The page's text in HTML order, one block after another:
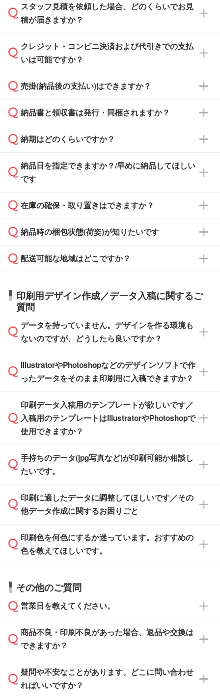
可能です。見積・注文フォームにて『ゲストの
まま進む』ボタンからお進みのうえ、ご依頼く
スタッフ見積を依頼した場合、どのくらいでお見
積が届きますか？
通常、翌営業日までにお送りしております。混
雑状況によっては、お時間をいただくこともご
依頼いただいた場合は、翌営業日以降のご連絡
クレジット・コンビニ決済および代引きでの支払
いは可能ですか？
銀行振込のみのご対応となります。
売掛(納品後の支払い)はできますか？
基本的には先入金をお願いしておりますが、自
どの場合は、月末締め翌月末払いに対応可能で
また、卒業・卒園記念品で対策委員会や個人様
校や幼稚園・保育園であれば、同様の条件でご
ご希望の際は担当スタッフまでお気軽にご相談
ください。
納品書と領収書は発行・同梱されますか？
納品書・領収書は ご依頼をいただいた場合の
ず、通常はPDFデータをメール添付でお送りし
ます。
たは注文フォームの『ご注文に関する備考欄』
納期はどのくらいですか？
・印刷する場合(500個程度)
ご入金、イメージ画像の校了から約2週間～2
ご入金確認後、1～2営業日で出荷いたしま
タッフまでお問い合わせください。
ル」に注文予定日をご入力いただくと、おおよ
その締切日や出荷目安をご確認いただけます。
品が決まりましたらお早めのご発注をお願いい
たします。
※土日祝日を除く営業日換算です。
※沖縄・離島は追加日数がかかります。
納品日を指定できますか？/早めに納品してほしい
です
ご希望の納期がある場合は、お問い合わせ・お
い。
応が可能かご案内いたします。
す。>>対象商品はこちら
※最短出荷日は商品によって異なります。各商
品ページにてご確認ください
在庫の確保・取り置きはできますか？
ご入金確認後に在庫を確保し、注文確定のご連
はできかねますので予めご了承ください。
納品時の梱包状態(荷姿)が知りたいです
商品によって異なります。各ページにある商品
す。(白箱、化粧箱、ブリスターパックなど)
【袋入り】 商品がひとつずつ袋に入っていま
す。(透明袋、デザイン袋など)
【個包装なし】 個包装がされていない状態で
※化粧箱から白箱への入れ替えや、オリジナル
箱の作成は原則承っておりません。
配送可能な地域はどこですか？
直接納品は行っておりませんので予めご了承く
ださい。
印刷用デザイン作成／データ入稿に関するご
質問
データを持っていません。デザインを作る環境も
ないのですが、どうしたら良いですか？
無料の「デザインシミュレーター」を使えば、
PCやスマホから簡単にデザインを作成できま
ザインソフトがなくても安心です。
また、「データ作成サービス
せいただければ、弊社にて無料でデザインデー
タを1点作成いたします。
IllustratorやPhotoshopなどのデザインソフトで作
ったデータをそのまま印刷用に入稿できますか？
IllustratorやPhotoshop、CLIP STUDIOなどのデ
ザインソフトでこだわりのデザインを作成した
い方は、完全データ入稿
積・ご注文フォームにアップロードしてご入稿
ください。
ご入稿後は経験豊富なスタッフがデータに不備
がないかチェックし、お客様と確認してから印
刷に進みますので、ご安心ください。
印刷データ入稿用のテンプレートが欲しいです／
入稿用のテンプレートはIllustratorやPhotoshopで
使用できますか？
一部商品は入稿用テンプレートのご用意があり
ます。各商品ページの『印刷方法・テンプレー
入稿用のテンプレートはPDF形式ですが、
IllustratorやPhotoshopで開いてご利用いただけ
方」をご確認ください。
手持ちのデータ(jpg写真など)が印刷可能か相談し
たいです。
印刷に適したデータ・解像度かどうか、担当ス
タッフが事前に確認いたします。
ムへ添付いただくか、担当スタッフ宛にメール
でお送りください。
い合わせください。
なお、印刷用データの作り方に関する詳細は、
印刷に適したデータに調整してほしいです／その
他データ作成に関するお困りごと
データ作成でお困りの際には、担当スタッフが
サポートいたしますのでお気軽にご相談くださ
から添付してお送りください。
しい
解像度の低い画像や、手書きのイラスト、写真
などを、印刷に適したベクターデータに変換し
・フルカラーデータを1色に変換してほしい
印刷色を何色にするか迷っています。おすすめの
色を教えてほしいです。
お見積・ご注文・
相談いただきますと、担当スタッフがお客様の
ご希望や商品の本体色を確認し、印刷色をご提
本体色がブラック、ネイビーなど濃色の場合は
白色か淡い色の印刷色をおすすめしておりま
本体色がナチュラルなど淡色の場合、印刷をく
っきりと目立たせたいときは濃い印刷色が、柔
らかい雰囲気にしたいときは淡い印刷色が映え
その他のご質問
営業日を教えてください。
営業日は平日の10:00～18:00で、土日祝日はお
休みとなります。注文・見積・お問い合わせ
速やかに対応いたします。
商品不良・印刷不良があった場合、返品や交換は
できますか？
お手数をお掛けいたしますが、至急担当スタッ
フまでご連絡ください。商品の状況を確認し、
疑問や不安なことがあります。どこに問い合わせ
ればいいですか？